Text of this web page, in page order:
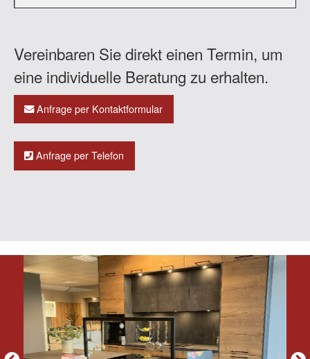
Vereinbaren Sie direkt einen Termin, um
eine individuelle Beratung zu erhalten.
Anfrage per Kontaktformular
Anfrage per Telefon